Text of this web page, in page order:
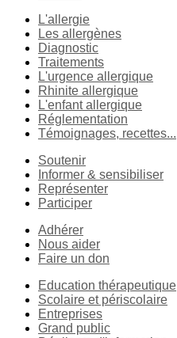
L'allergie
Les allergènes
Diagnostic
Traitements
L'urgence allergique
Rhinite allergique
L'enfant allergique
Réglementation
Témoignages, recettes...
Soutenir
Informer & sensibiliser
Représenter
Participer
Adhérer
Nous aider
Faire un don
Education thérapeutique
Scolaire et périscolaire
Entreprises
Grand public